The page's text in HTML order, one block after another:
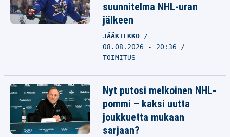
suunnitelma NHL-uran
jälkeen
JÄÄKIEKKO
08.08.2026 - 20:36
TOIMITUS
Nyt putosi melkoinen NHL-
pommi – kaksi uutta
joukkuetta mukaan
sarjaan?